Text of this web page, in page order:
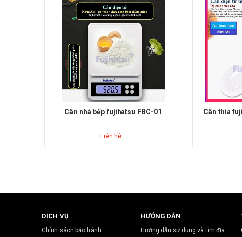
Cân nhà bếp fujihatsu FBC-01
Liên hệ
Cân thìa
DỊCH VỤ
Chính sách bảo hành
HƯỚNG DẪN
Hướng dẫn sử dụng và tìm địa